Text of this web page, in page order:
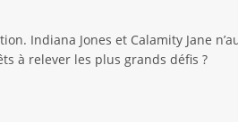
Indiana Jones et Calamity Jane
à relever les plus grands défis ?